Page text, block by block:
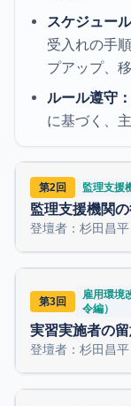
スケジュー
受入れの手
プアップ、
ルール遵守
に基づく、
第2回 監理支援
監理支援機関
登壇者：杉田昌
監理機関か
許可と業務
第3回
雇用環境
令編）
実習実施者の
登壇者：杉田昌